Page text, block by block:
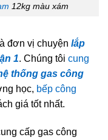
12kg màu xám
đơn vị chuyện lắp
1. Chúng tôi cung
thống gas công
học, bếp công
giá tốt nhất.